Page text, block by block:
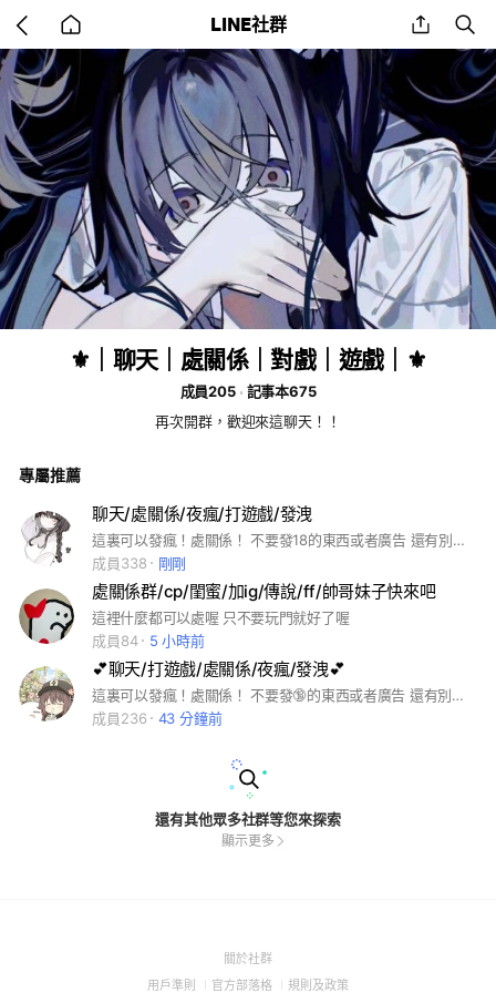
back
to
home
LINE社群 share
⚜️｜聊天｜處關係｜對戲｜遊戲｜⚜️
成員205
記事本675
再次開群，歡迎來這聊天！！
專屬推薦
聊天/處關係/夜瘋/打遊戲/發洩
這裏可以發瘋！處關係！ 不要發18的東西或者廣告 還有別玩門( ･᷄ὢ･᷅ ) 以上都能遵守的話～ 在這個群組隨便發瘋都可以(⁎⁍̴̛ᴗ⁍̴̛⁎) 歡迎加進來！ 拜託拜託啦～點一下下面綠色的方格子！
成員338
剛剛
處關係群/cp/閨蜜/加ig/傳說/ff/帥哥妹子快來吧
這裡什麼都可以處喔 只不要玩門就好了喔
成員84
5 小時前
💕聊天/打遊戲/處關係/夜瘋/發洩💕
這裏可以發瘋！處關係！ 不要發🔞的東西或者廣告 還有別玩門( ･᷄ὢ･᷅ ) 以上都能遵守的話 在這個群組隨便發瘋都可以(⁎⁍̴̛ᴗ⁍̴̛⁎) 歡迎加進來！ 拜託拜託 點一下下面綠色的方格！！
成員236
43 分鐘前
還有其他眾多社群等您來探索
顯示更多
關於社群(Open
用戶準則 (Open
官方部落格 (Open
規則及政策(Open